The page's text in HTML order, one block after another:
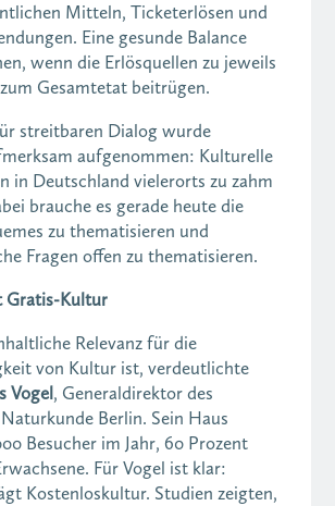
Mitteln, Ticketerlösen und
Eine gesunde Balance
wenn die Erlösquellen zu jeweils
Gesamtetat beitrügen.
streitbaren Dialog wurde
aufgenommen: Kulturelle
in Deutschland vielerorts zu zahm
brauche es gerade heute die
zu thematisieren und
Fragen offen zu thematisieren.
Gratis-Kultur
Relevanz für die
von Kultur ist, verdeutlichte
Vogel, Generaldirektor des
Berlin. Sein Haus
Besucher im Jahr, 60 Prozent
Für Vogel ist klar:
Kostenloskultur. Studien zeigten,